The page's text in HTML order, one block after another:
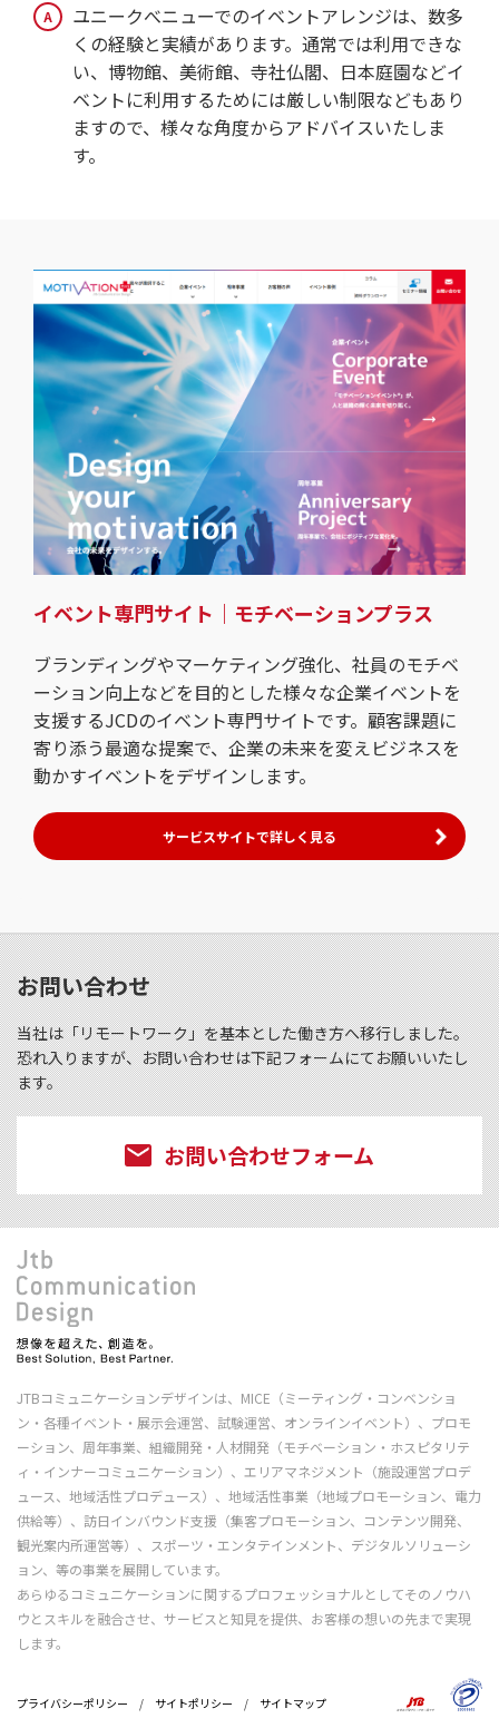
ユニークべニューでのイベントアレンジは、数多
くの経験と実績があります。通常では利用できな
い、博物館、美術館、寺社仏閣、日本庭園などイ
ベントに利用するためには厳しい制限などもあり
ますので、様々な角度からアドバイスいたしま
す。
イベント専門サイト｜モチベーションプラス
ブランディングやマーケティング強化、社員のモチベ
ーション向上などを目的とした様々な企業イベントを
支援するJCDのイベント専門サイトです。顧客課題に
寄り添う最適な提案で、企業の未来を変えビジネスを
動かすイベントをデザインします。
サービスサイトで詳しく見る
お問い合わせ
当社は「リモートワーク」を基本とした働き方へ移行しました。
恐れ入りますが、お問い合わせは下記フォームにてお願いいたし
ます。
お問い合わせフォーム
JTBコミュニケーションデザインは、MICE（ミーティング・コンベンショ
ン・各種イベント・展示会運営、試験運営、オンラインイベント）、プロモ
ーション、周年事業、組織開発・人材開発（モチベーション・ホスピタリテ
ィ・インナーコミュニケーション）、エリアマネジメント（施設運営プロデ
ュース、地域活性プロデュース）、地域活性事業（地域プロモーション、電力
供給等）、訪日インバウンド支援（集客プロモーション、コンテンツ開発、
観光案内所運営等）、スポーツ・エンタテインメント、デジタルソリューシ
ョン、等の事業を展開しています。
あらゆるコミュニケーションに関するプロフェッショナルとしてそのノウハ
ウとスキルを融合させ、サービスと知見を提供、お客様の想いの先まで実現
します。
プライバシーポリシー / サイトポリシー / サイトマップ